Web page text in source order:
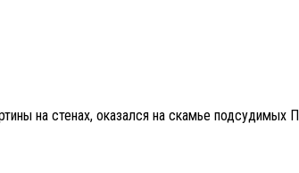
на стенах, оказался на скамье подсудимых